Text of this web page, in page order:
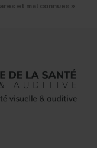
et mal connues »